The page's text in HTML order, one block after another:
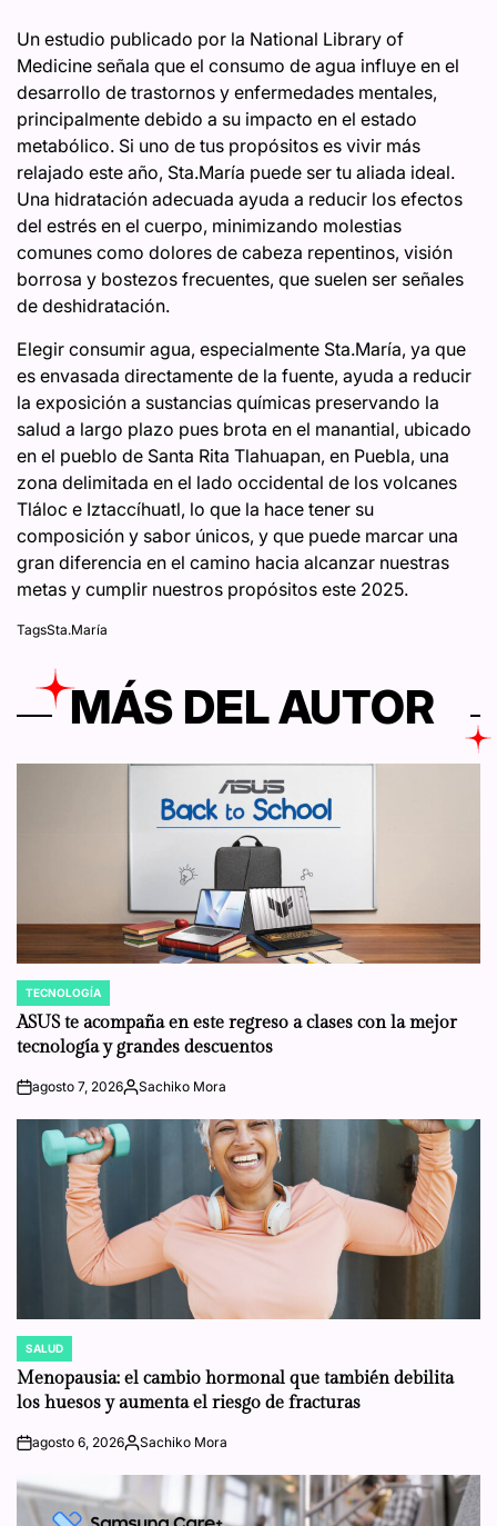
Un estudio publicado por la National Library of
Medicine señala que el consumo de agua influye en el
desarrollo de trastornos y enfermedades mentales,
principalmente debido a su impacto en el estado
metabólico. Si uno de tus propósitos es vivir más
relajado este año, Sta.María puede ser tu aliada ideal.
Una hidratación adecuada ayuda a reducir los efectos
del estrés en el cuerpo, minimizando molestias
comunes como dolores de cabeza repentinos, visión
borrosa y bostezos frecuentes, que suelen ser señales
de deshidratación.
Elegir consumir agua, especialmente Sta.María, ya que
es envasada directamente de la fuente, ayuda a reducir
la exposición a sustancias químicas preservando la
salud a largo plazo pues brota en el manantial, ubicado
en el pueblo de Santa Rita Tlahuapan, en Puebla, una
zona delimitada en el lado occidental de los volcanes
Tláloc e Iztaccíhuatl, lo que la hace tener su
composición y sabor únicos, y que puede marcar una
gran diferencia en el camino hacia alcanzar nuestras
metas y cumplir nuestros propósitos este 2025.
TagsSta.María
MÁS DEL AUTOR
POSTED
IN
TECNOLOGÍA
ASUS te acompaña en este regreso a clases con la mejor
tecnología y grandes descuentos
onagosto 7, 2026Posted
Sachiko Mora
POSTED
IN
SALUD
Menopausia: el cambio hormonal que también debilita
los huesos y aumenta el riesgo de fracturas
onagosto 6, 2026Posted
Sachiko Mora